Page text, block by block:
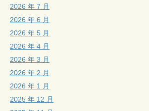
2026 年 7 月
2026 年 6 月
2026 年 5 月
2026 年 4 月
2026 年 3 月
2026 年 2 月
2026 年 1 月
2025 年 12 月